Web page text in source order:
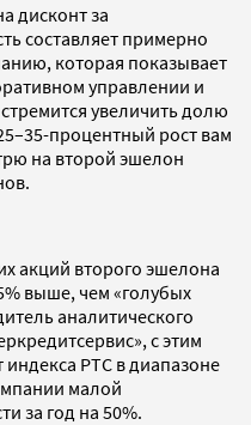
дисконт за
составляет примерно
которая показывает
управлении и
увеличить долю
процентный рост вам
на второй эшелон
акций второго эшелона
выше, чем «голубых
аналитического
с этим
индекса РТС в диапазоне
малой
за год на 50%.